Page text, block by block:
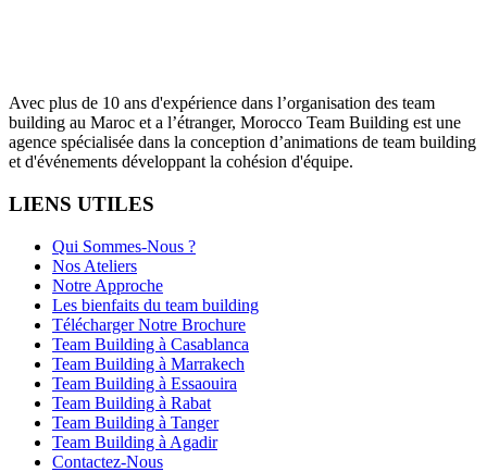
Avec plus de 10 ans d'expérience dans l’organisation des team
building au Maroc et a l’étranger, Morocco Team Building est une
agence spécialisée dans la conception d’animations de team building
et d'événements développant la cohésion d'équipe.
LIENS UTILES
Qui Sommes-Nous ?
Nos Ateliers
Notre Approche
Les bienfaits du team building
Télécharger Notre Brochure
Team Building à Casablanca
Team Building à Marrakech
Team Building à Essaouira
Team Building à Rabat
Team Building à Tanger
Team Building à Agadir
Contactez-Nous